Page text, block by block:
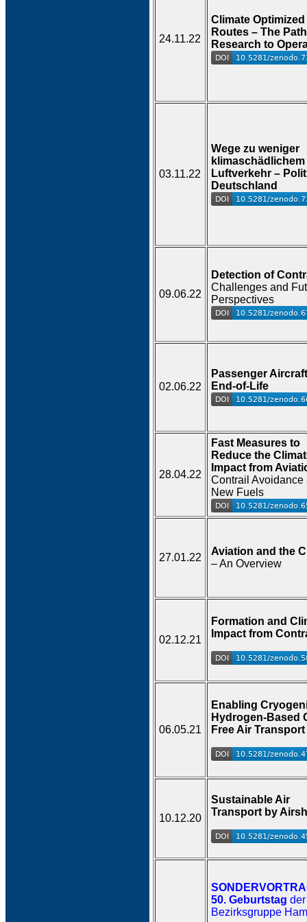
24.11.22
Climate
Routes – The
Research to
03.11.22
Wege zu weniger
klimaschädlichem
Luftverkehr –
Deutschland
09.06.22
Detection of
Challenges and
Perspectives
02.06.22
Passenger
End-of-Life
28.04.22
Fast Measures to
Reduce the
Impact from
Contrail Avoidance
New Fuels
27.01.22
Aviation and the
– An Overview
02.12.21
Formation and
Impact from
06.05.21
Enabling
Hydrogen-Based
Free Air Transport
10.12.20
Sustainable Air
Transport by
50. Geburtstag
Bezirksgruppe